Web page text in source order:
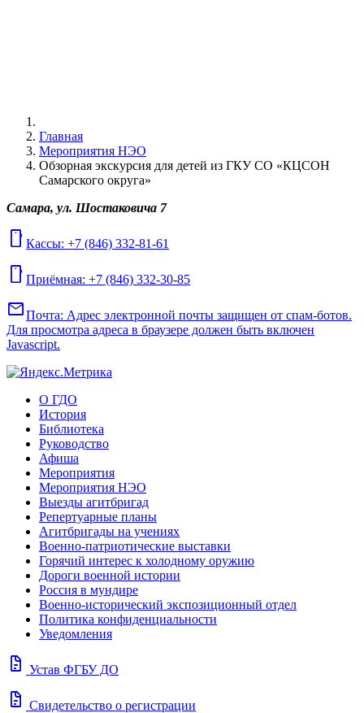
Главная
Мероприятия НЭО
Обзорная экскурсия для детей из ГКУ СО «КЦСОН
Самарского округа»
Самара, ул. Шостаковича 7
mobile Кассы: +7 (846) 332-81-61
mobile Приёмная: +7 (846) 332-30-85
mailПочта: Адрес электронной почты защищен от спам-ботов.
Для просмотра адреса в браузере должен быть включен
Javascript.
О ГДО
История
Библиотека
Руководство
Афиша
Мероприятия
Мероприятия НЭО
Выезды агитбригад
Репертуарные планы
Агитбригады на учениях
Военно-патриотические выставки
Горячий интерес к холодному оружию
Дороги военной истории
Россия в мундире
Военно-исторический экспозиционный отдел
Политика конфиденциальности
Уведомления
docs Устав ФГБУ ДО
docs Свидетельство о регистрации